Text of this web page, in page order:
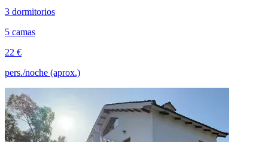
3 dormitorios
5 camas
22 €
pers./noche (aprox.)